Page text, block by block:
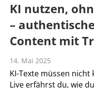
KI nutzen,
–
Content mit
14. Mai 2025
KI-Texte müssen
Live erfährst du, wie